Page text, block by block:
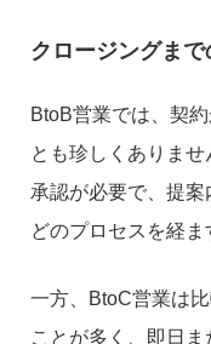
クロージングま
BtoB営業では、契
とも珍しくありま
承認が必要で、提
どのプロセスを経ま
一方、BtoC営業は
ことが多く、即日